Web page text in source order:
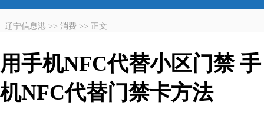
辽宁信息港 >> 消费 >> 正文
用手机NFC代替小区门禁 手
机NFC代替门禁卡方法